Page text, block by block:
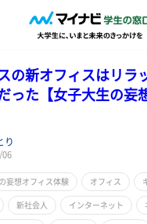
の新オフィスはリラ
った【女子大生の妄
り
06
妄想オフィス体験 オフィス
新社会人 インターネット